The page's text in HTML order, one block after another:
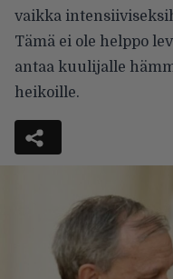
vaikka
Tämä ei ole helppo
antaa kuulijalle
heikoille.